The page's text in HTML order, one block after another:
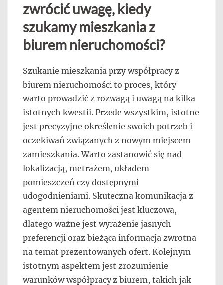
zwrócić uwagę, kiedy
szukamy mieszkania z
biurem nieruchomości?
Szukanie mieszkania przy współpracy z
biurem nieruchomości to proces, który
warto prowadzić z rozwagą i uwagą na kilka
istotnych kwestii. Przede wszystkim, istotne
jest precyzyjne określenie swoich potrzeb i
oczekiwań związanych z nowym miejscem
zamieszkania. Warto zastanowić się nad
lokalizacją, metrażem, układem
pomieszczeń czy dostępnymi
udogodnieniami. Skuteczna komunikacja z
agentem nieruchomości jest kluczowa,
dlatego ważne jest wyrażenie jasnych
preferencji oraz bieżąca informacja zwrotna
na temat prezentowanych ofert. Kolejnym
istotnym aspektem jest zrozumienie
warunków współpracy z biurem, takich jak